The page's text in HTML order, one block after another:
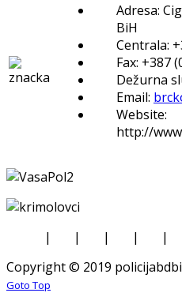
Adresa:
BiH
Centrala:
Fax: +387
Dežurna
Email:
Website:
http://
| | | | |
Copyright © 2019
Goto Top